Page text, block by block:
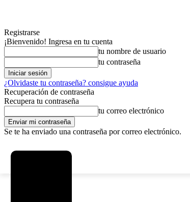
Registrarse
¡Bienvenido! Ingresa en tu cuenta
tu nombre de usuario
tu contraseña
¿Olvidaste tu contraseña? consigue ayuda
Recuperación de contraseña
Recupera tu contraseña
tu correo electrónico
Se te ha enviado una contraseña por correo electrónico.